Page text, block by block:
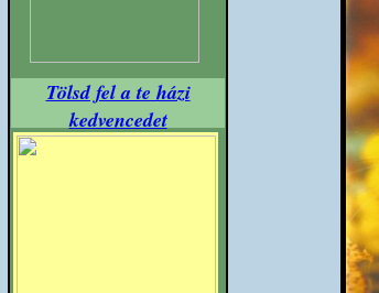
Tölsd fel a te házi
kedvencedet